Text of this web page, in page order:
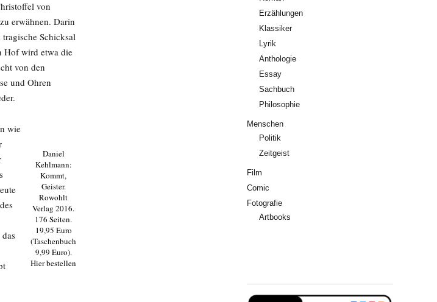
von
erwähnen. Darin
Schicksal
Hof wird etwa die
von den
und Ohren
Daniel
Kehlmann:
Kommt,
Geister.
Rowohlt
Verlag 2016.
176 Seiten.
19,95 Euro
(Taschenbuch
9,99 Euro).
Hierbestellen
wie
Erzählungen
Klassiker
Lyrik
Anthologie
Essay
Sachbuch
Philosophie
Menschen
Politik
Zeitgeist
Film
Comic
Fotografie
Artbooks